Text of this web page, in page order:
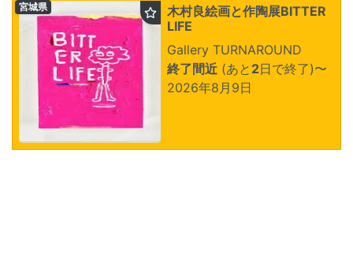
木村良絵画と作陶展BITTER
LIFE
Gallery TURNAROUND
終了間近 (あと 2日で終了)〜
2026年8月9日
宮城県